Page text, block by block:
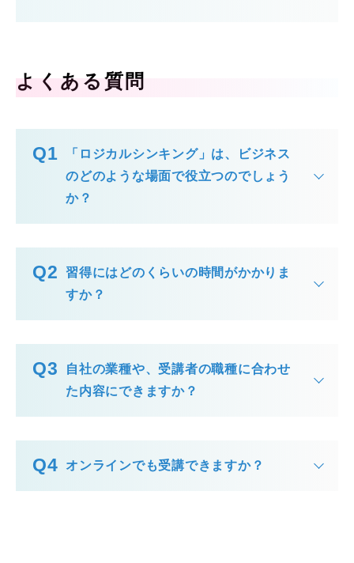
よくある質問
「ロジカルシンキング」は、ビジネス
のどのような場面で役立つのでしょう
か？
習得にはどのくらいの時間がかかりま
すか？
自社の業種や、受講者の職種に合わせ
た内容にできますか？
オンラインでも受講できますか？